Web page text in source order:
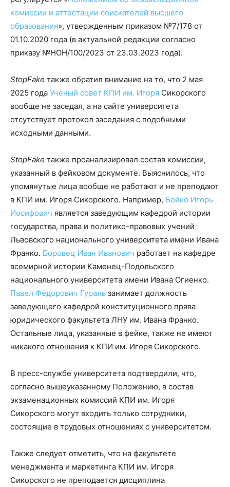
комиссии и аттестации соискателей высшего
образования», утвержденным приказом №7/178 от
01.10.2020 года (в актуальной редакции согласно
приказу №НОН/100/2023 от 23.03.2023 года).
StopFake также обратил внимание на то, что 2 мая
2025 года Ученый совет КПИ им. Игоря Сикорского
вообще не заседал, а на сайте университета
отсутствует протокол заседания с подобными
исходными данными.
StopFake также проанализировал состав комиссии,
указанный в фейковом документе. Выяснилось, что
упомянутые лица вообще не работают и не преподают
в КПИ им. Игоря Сикорского. Например, Бойко Игорь
Иосифович является заведующим кафедрой истории
государства, права и политико-правовых учений
Львовского национального университета имени Ивана
Франко. Боровец Иван Иванович работает на кафедре
всемирной истории Каменец-Подольского
национального университета имени Ивана Огиенко.
Павел Федорович Гураль занимает должность
заведующего кафедрой конституционного права
юридического факультета ЛНУ им. Ивана Франко.
Остальные лица, указанные в фейке, также не имеют
никакого отношения к КПИ им. Игоря Сикорского.
В пресс-службе университета подтвердили, что,
согласно вышеуказанному Положению, в состав
экзаменационных комиссий КПИ им. Игоря
Сикорского могут входить только сотрудники,
состоящие в трудовых отношениях с университетом.
Также следует отметить, что на факультете
менеджмента и маркетинга КПИ им. Игоря
Сикорского не преподается дисциплина